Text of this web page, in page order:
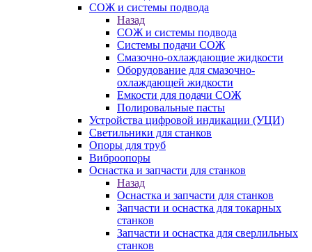
СОЖ и системы подвода
Назад
СОЖ и системы подвода
Системы подачи СОЖ
Смазочно-охлаждающие жидкости
Оборудование для смазочно-
охлаждающей жидкости
Емкости для подачи СОЖ
Полировальные пасты
Устройства цифровой индикации (УЦИ)
Светильники для станков
Опоры для труб
Виброопоры
Оснастка и запчасти для станков
Назад
Оснастка и запчасти для станков
Запчасти и оснастка для токарных
станков
Запчасти и оснастка для сверлильных
станков